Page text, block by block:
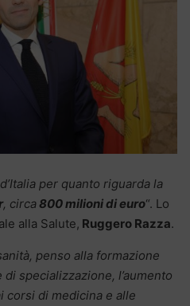
per quanto riguarda la
, circa800 milioni di euro“. Lo
alla Salute, Ruggero Razza.
penso alla formazione
specializzazione, l’aumento
corsi di medicina e alle